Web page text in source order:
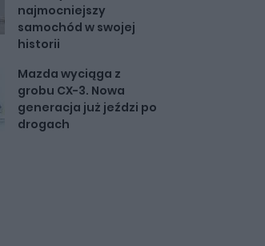
najmocniejszy
samochód w swojej
historii
Mazda wyciąga z
grobu CX-3. Nowa
generacja już jeździ po
drogach